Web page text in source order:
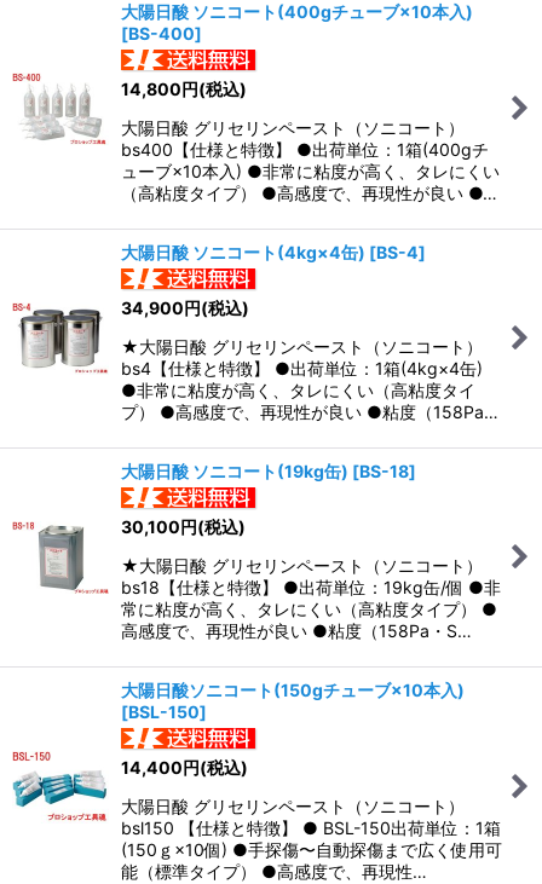
大陽日酸 ソニコート(400gチューブ×10本入)
[BS-400]
14,800円(税込)
大陽日酸 グリセリンペースト（ソニコート）
bs400【仕様と特徴】 ●出荷単位：1箱(400gチ
ューブ×10本入) ●非常に粘度が高く、タレにくい
（高粘度タイプ） ●高感度で、再現性が良い ●…
大陽日酸 ソニコート(4kg×4缶) [BS-4]
34,900円(税込)
★大陽日酸 グリセリンペースト（ソニコート）
bs4【仕様と特徴】 ●出荷単位：1箱(4kg×4缶)
●非常に粘度が高く、タレにくい（高粘度タイ
プ） ●高感度で、再現性が良い ●粘度（158Pa…
大陽日酸 ソニコート(19kg缶) [BS-18]
30,100円(税込)
★大陽日酸 グリセリンペースト（ソニコート）
bs18【仕様と特徴】 ●出荷単位：19kg缶/個 ●非
常に粘度が高く、タレにくい（高粘度タイプ） ●
高感度で、再現性が良い ●粘度（158Pa・S…
大陽日酸ソニコート(150gチューブ×10本入)
[BSL-150]
14,400円(税込)
大陽日酸 グリセリンペースト（ソニコート）
bsl150 【仕様と特徴】 ● BSL-150出荷単位：1箱
(150ｇ×10個) ●手探傷〜自動探傷まで広く使用可
能（標準タイプ） ●高感度で、再現性…